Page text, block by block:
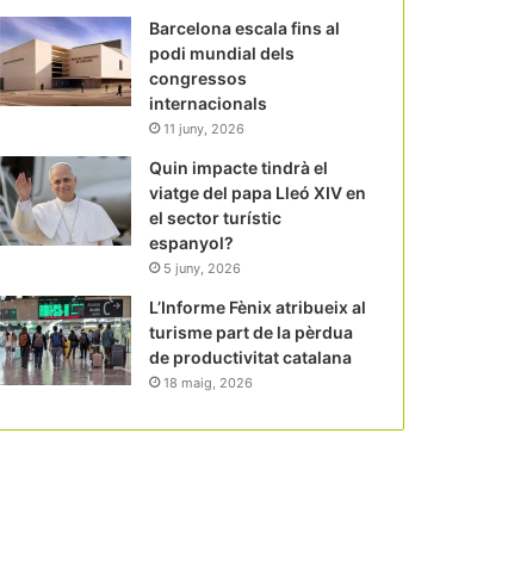
Barcelona escala fins al
podi mundial dels
congressos
internacionals
11 juny, 2026
Quin impacte tindrà el
viatge del papa Lleó XIV en
el sector turístic
espanyol?
5 juny, 2026
L’Informe Fènix atribueix al
turisme part de la pèrdua
de productivitat catalana
18 maig, 2026